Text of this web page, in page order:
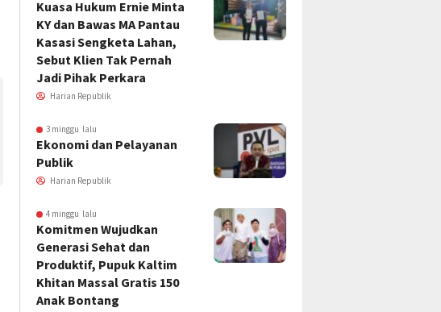
Kuasa Hukum Ernie Minta
KY dan Bawas MA Pantau
Kasasi Sengketa Lahan,
Sebut Klien Tak Pernah
Jadi Pihak Perkara
Harian Republik
3 minggu lalu
Ekonomi dan Pelayanan
Publik
Harian Republik
4 minggu lalu
Komitmen Wujudkan
Generasi Sehat dan
Produktif, Pupuk Kaltim
Khitan Massal Gratis 150
Anak Bontang